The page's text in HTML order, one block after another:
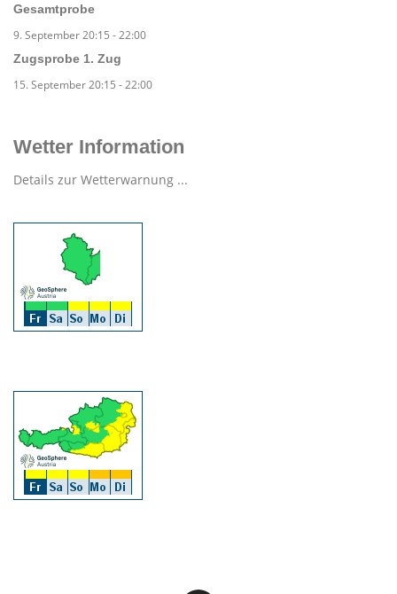
Gesamtprobe
9. September 20:15 -22:00
Zugsprobe 1. Zug
15. September 20:15 -22:00
Wetter Information
Details zur Wetterwarnung ...